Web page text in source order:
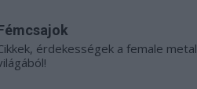
érdekességek a female metal